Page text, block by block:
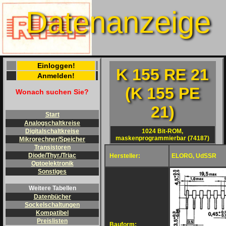
Datenanzeige
Einloggen!
Anmelden!
Wonach suchen Sie?
Start
Analogschaltkreise
Digitalschaltkreise
Mikrorechner/Speicher
Transistoren
Diode/Thyr./Triac
Optoelektronik
Sonstiges
Weitere Tabellen
Datenbücher
Sockelschaltungen
Kompatibel
Preislisten
K 155 RE 21
(K 155 PE
21)
1024 Bit-ROM,
maskenprogrammierbar (74187)
Hersteller: ELORG, UdSSR
Bauform: